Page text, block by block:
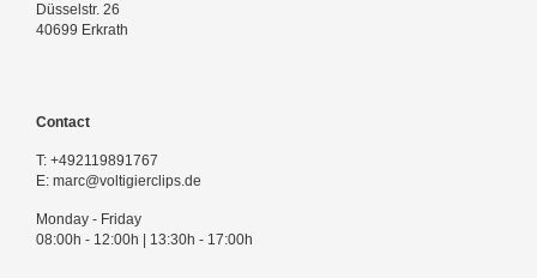
Düsselstr. 26
40699 Erkrath
Contact
T: +492119891767
E: marc@voltigierclips.de
Monday - Friday
08:00h - 12:00h | 13:30h - 17:00h